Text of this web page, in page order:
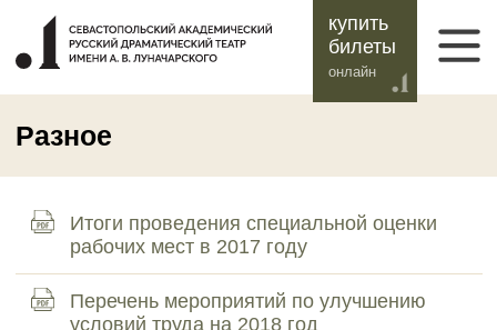
купить
билеты
онлайн
Разное
Итоги проведения специальной оценки
рабочих мест в 2017 году
Перечень мероприятий по улучшению
условий труда на 2018 год